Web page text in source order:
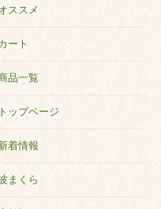
ススメ
ート
品一覧
トップページ
着情報
まくら